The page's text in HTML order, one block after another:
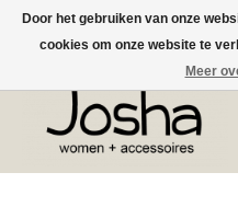
GRATIS OPHALEN IN DE WINKEL EN
Door het gebruiken van onze
cookies om onze website te
Meer